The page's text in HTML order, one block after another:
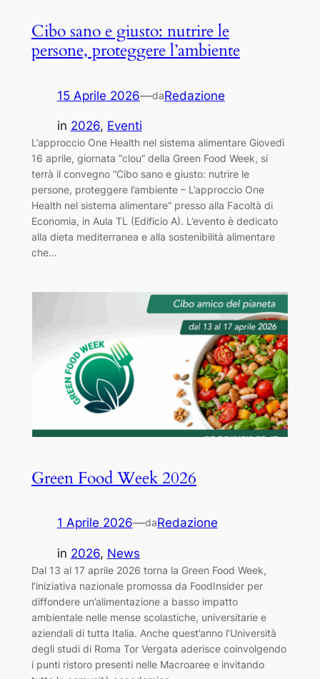
Cibo sano e giusto: nutrire le
persone, proteggere l’ambiente
15 Aprile 2026—daRedazione
in 2026, Eventi
L’approccio One Health nel sistema alimentare Giovedì
16 aprile, giornata “clou” della Green Food Week, si
terrà il convegno “Cibo sano e giusto: nutrire le
persone, proteggere l’ambiente – L’approccio One
Health nel sistema alimentare“ presso alla Facoltà di
Economia, in Aula TL (Edificio A). L’evento è dedicato
alla dieta mediterranea e alla sostenibilità alimentare
che…
Green Food Week 2026
1 Aprile 2026—daRedazione
in 2026, News
Dal 13 al 17 aprile 2026 torna la Green Food Week,
l’iniziativa nazionale promossa da FoodInsider per
diffondere un’alimentazione a basso impatto
ambientale nelle mense scolastiche, universitarie e
aziendali di tutta Italia. Anche quest’anno l’Università
degli studi di Roma Tor Vergata aderisce coinvolgendo
i punti ristoro presenti nelle Macroaree e invitando